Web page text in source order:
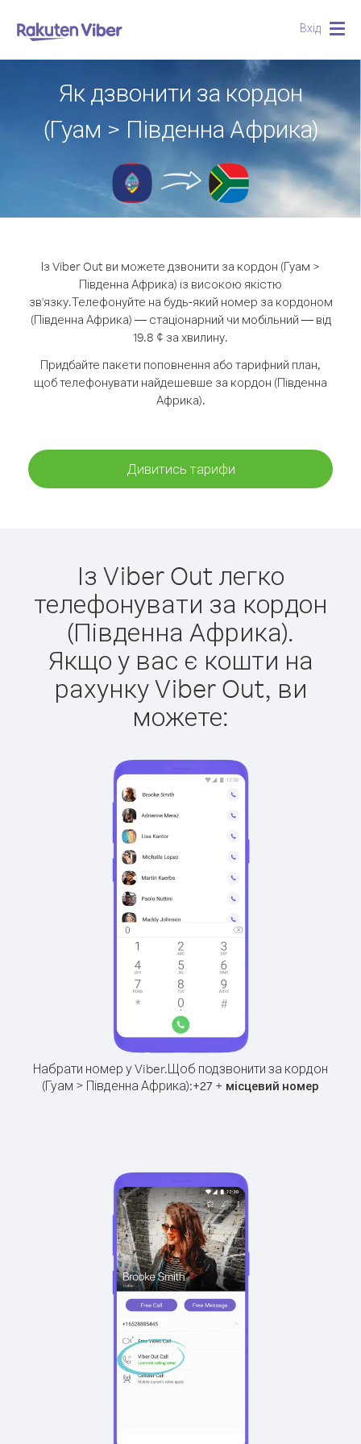
Вхід
Як дзвонити за кордон
(Гуам > Південна Африка)
Із Viber Out ви можете дзвонити за кордон (Гуам >
Південна Африка) із високою якістю
зв'язку.Телефонуйте на будь-який номер за кордоном
(Південна Африка) — стаціонарний чи мобільний — від
19.8 ¢ за хвилину.
Придбайте пакети поповнення або тарифний план,
щоб телефонувати найдешевше за кордон (Південна
Африка).
Дивитись тарифи
Із Viber Out легко
телефонувати за кордон
(Південна Африка).
Якщо у вас є кошти на
рахунку Viber Out, ви
можете:
Набрати номер у Viber.Щоб подзвонити за кордон
(Гуам > Південна Африка):+27 + місцевий номер